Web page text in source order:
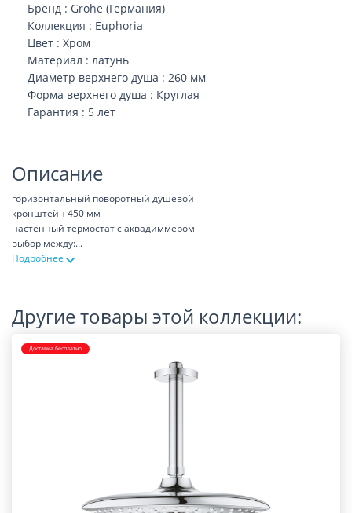
Бренд : Grohe (Германия)
Коллекция : Euphoria
Цвет : Хром
Материал : латунь
Диаметр верхнего душа : 260 мм
Форма верхнего душа : Круглая
Гарантия : 5 лет
Описание
горизонтальный поворотный душевой
кронштейн 450 мм
настенный термостат с аквадиммером
выбор между:...
Подробнее
Другие товары этой коллекции:
Доставка бесплатно